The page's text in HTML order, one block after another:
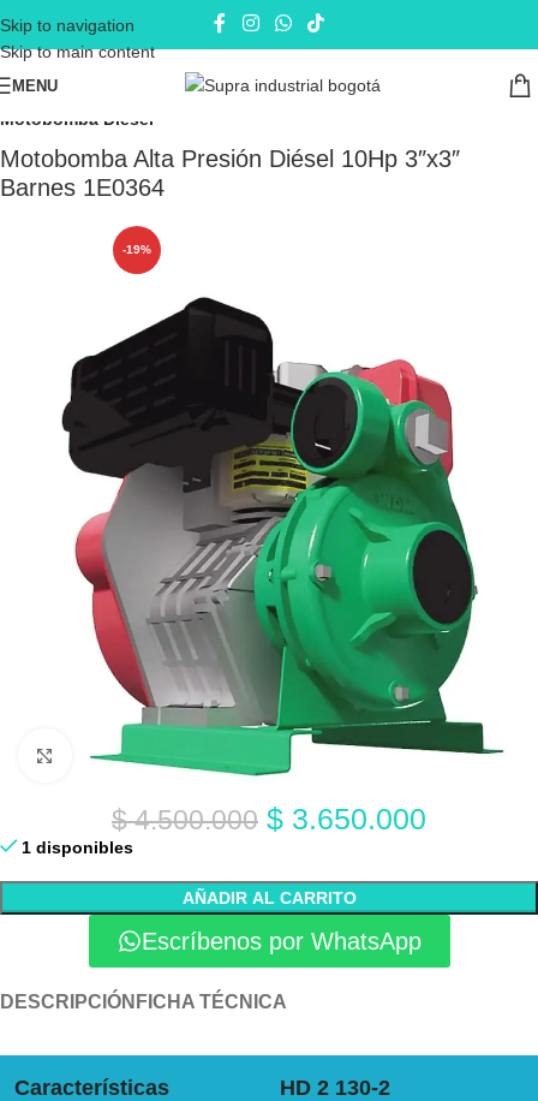
Skip to navigation
Skip to main content
MENU
Inicio Electrobombas - bombas eléctricas Motobombas
Motobomba Diesel
Motobomba Alta Presión Diésel 10Hp 3″x3″
Barnes 1E0364
-19%
Click to enlarge
$4.500.000 $ 3.650.000
1 disponibles
AÑADIR AL CARRITO
Escríbenos por WhatsApp
DESCRIPCIÓN FICHA TÉCNICA
Características HD 2 130-2